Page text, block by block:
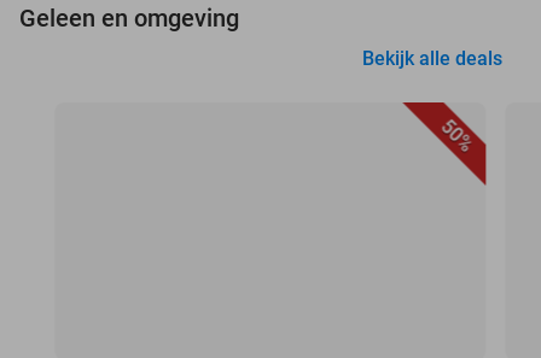
Geleen en omgeving
Bekijk alle deals
50%